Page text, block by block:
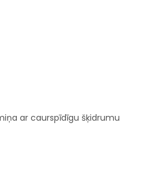
ar caurspīdīgu šķidrumu